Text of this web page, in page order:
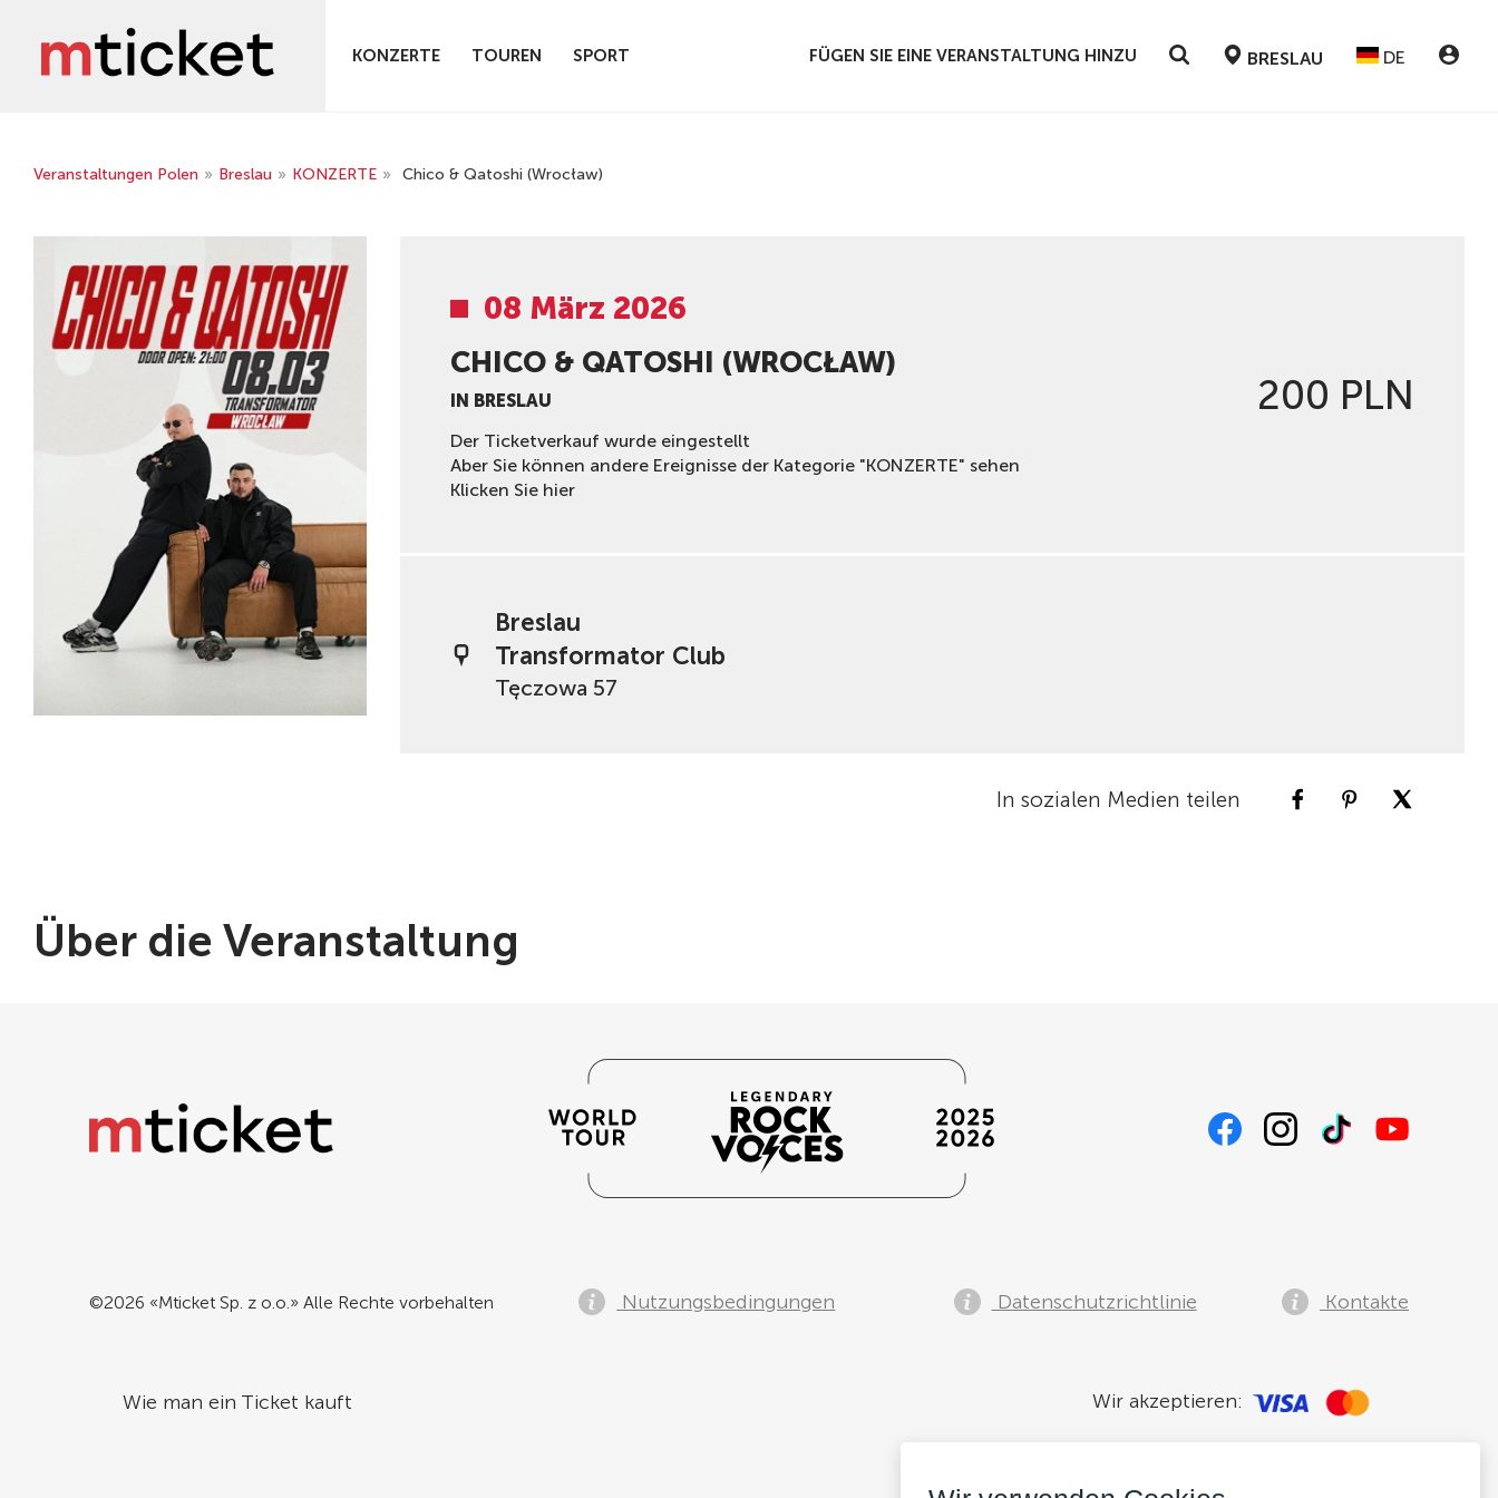
KONZERTE TOUREN SPORT FÜGEN SIE EINE VERANSTALTUNG HINZU BRESLAU DE
Veranstaltungen Polen » Breslau » KONZERTE » Chico & Qatoshi (Wrocław)
08 März 2026
CHICO & QATOSHI (WROCŁAW)
IN BRESLAU
Der Ticketverkauf wurde eingestellt
Aber Sie können andere Ereignisse der Kategorie "KONZERTE" sehen
Klicken Sie hier
200 PLN
Breslau
Transformator Club
Tęczowa 57
In sozialen Medien teilen
Über die Veranstaltung
©2026 «Mticket Sp. z o.o.» Alle Rechte vorbehalten Nutzungsbedingungen Datenschutzrichtlinie Kontakte
Wie man ein Ticket kauft Wir akzeptieren: